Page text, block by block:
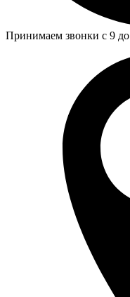
Принимаем звонки с 9